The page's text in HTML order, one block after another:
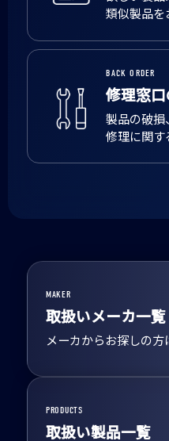
類似製品を
BACK ORDER
修理窓
製品の破
修理に関す
MAKER
取扱いメーカ一覧
メーカからお探しの方
PRODUCTS
取扱い製品一覧